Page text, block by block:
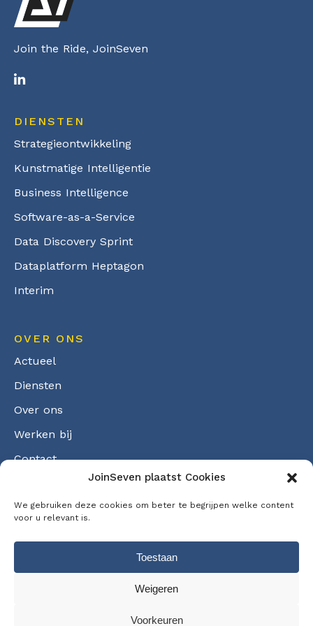
JoinSeven plaatst Cookies
We gebruiken deze cookies om beter te begrijpen welke content
voor u relevant is.
Toestaan
Weigeren
Voorkeuren
Join the Ride, JoinSeven
DIENSTEN
Strategieontwikkeling
Kunstmatige Intelligentie
Business Intelligence
Software-as-a-Service
Data Discovery Sprint
Dataplatform Heptagon
Interim
OVER ONS
Actueel
Diensten
Over ons
Werken bij
Contact
©2026 JoinSeven, alle rechten voorbehouden